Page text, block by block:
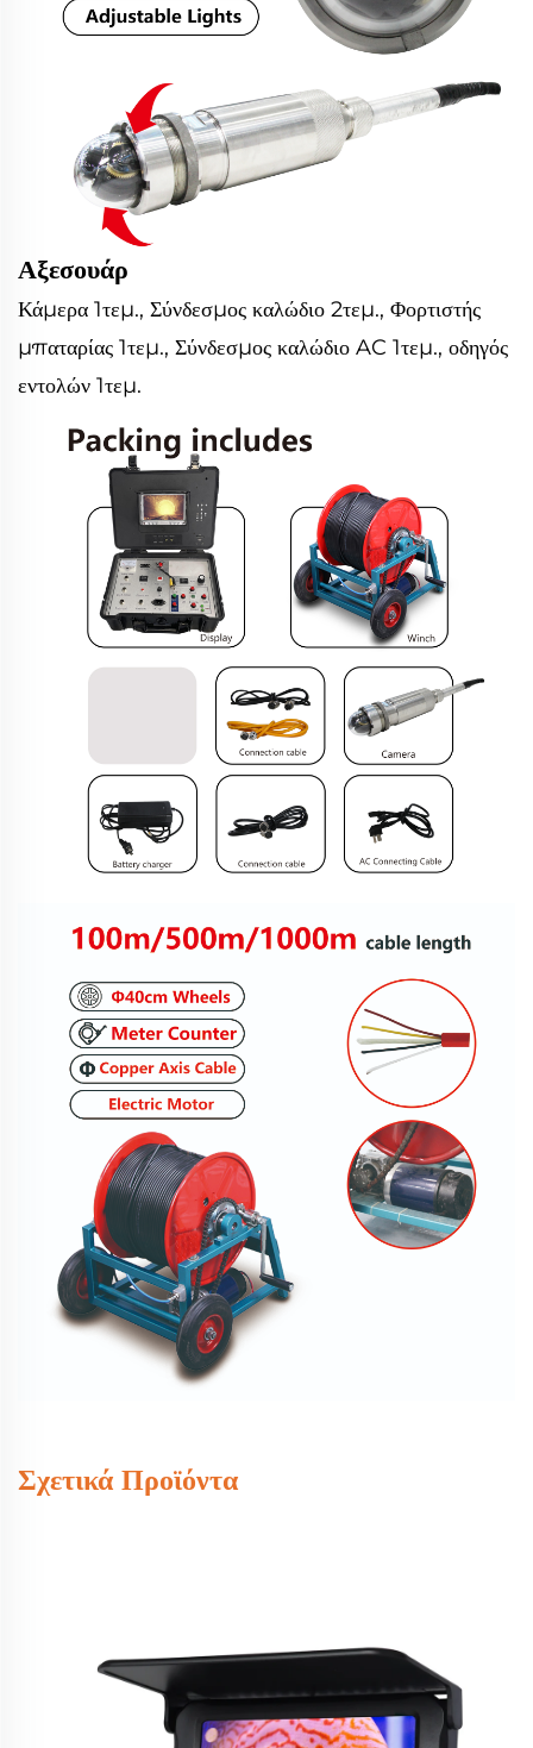
Αξεσουάρ
Κάμερα 1τεμ., Σύνδεσμος καλώδιο 2τεμ., Φορτιστής
μπαταρίας 1τεμ., Σύνδεσμος καλώδιο AC 1τεμ., οδηγός
εντολών 1τεμ.
Σχετικά Προϊόντα